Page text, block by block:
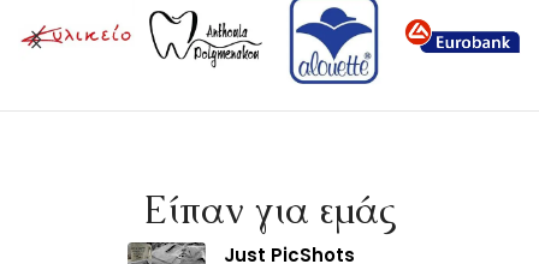
Είπαν για εμάς
Just PicShots